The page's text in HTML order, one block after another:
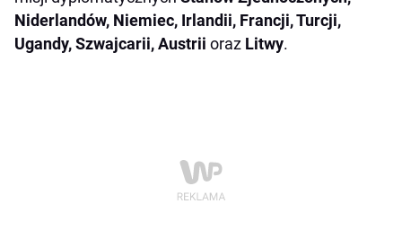
Niderlandów, Niemiec, Irlandii, Francji, Turcji,
Ugandy, Szwajcarii, Austrii oraz Litwy.